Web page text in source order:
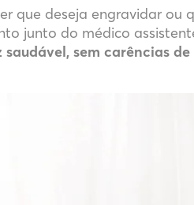
que deseja engravidar ou
junto do médico
saudável, sem carências